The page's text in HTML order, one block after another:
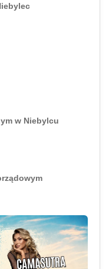
w Niebylcu